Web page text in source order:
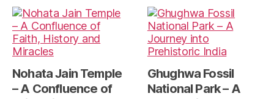
Nohata Jain Temple
– A Confluence of
Ghughwa Fossil
National Park – A